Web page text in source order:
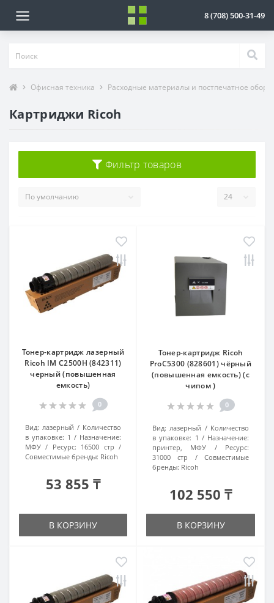
8 (708) 500-31-49
Офисная техника Расходные материалы и постпечатное
Картриджи Ricoh
Фильтр товаров
Тонер-картридж лазерный
Ricoh IM C2500H (842311)
черный (повышенная
емкость)
0
Вид: лазерный
Количество
в упаковке: 1
Назначение:
МФУ
Ресурс: 16500 стр
Совместимые бренды: Ricoh
53 855 ₸
В КОРЗИНУ
Тонер-картридж Ricoh
ProC5300 (828601) чёрный
(повышенная емкость) (с
чипом )
0
Вид: лазерный
Количество
в упаковке: 1
Назначение:
принтер, МФУ
Ресурс:
31000 стр
Совместимые
бренды: Ricoh
102 550 ₸
В КОРЗИНУ